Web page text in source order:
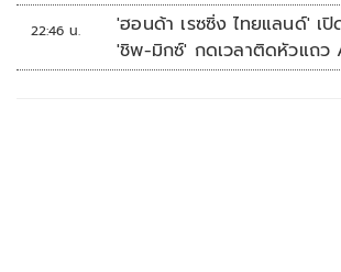
22:46 น.
'ฮอนด้า เรซซิ่ง ไทยแลนด์' เปิ
'ชิพ-มิกซ์' กดเวลาติดหัวแถว
ที่มัลดาลิกา